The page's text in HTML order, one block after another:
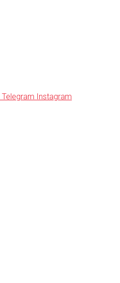
Telegram Instagram